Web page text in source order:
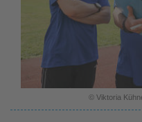
© Viktoria